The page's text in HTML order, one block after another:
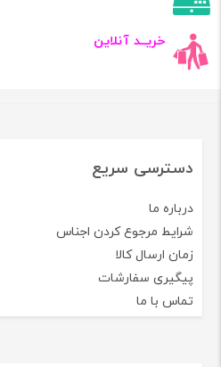
خریــد آنلاین
دسترسی سریع
درباره ما
شرایط مرجوع کردن اجناس
زمان ارسال کالا
پیگیری سفارشات
تماس با ما